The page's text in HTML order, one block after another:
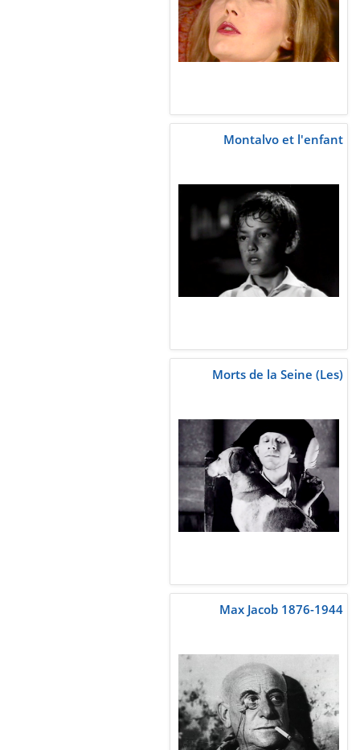
Montalvo et l'enfant
Morts de la Seine (Les)
Max Jacob 1876-1944